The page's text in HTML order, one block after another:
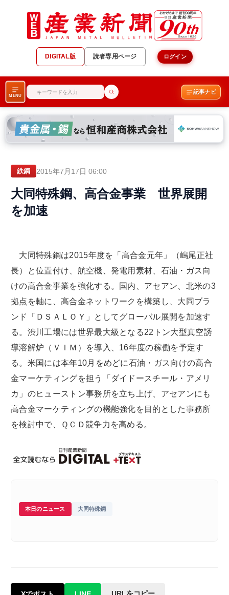
DIGITAL版 読者専用ページ ログイン
MENU
記事ナビ
鉄鋼 2015年7月17日 06:00
大同特殊鋼、高合金事業 世界展開
を加速
大同特殊鋼は2015年度を「高合金元年」（嶋尾正社
長）と位置付け、航空機、発電用素材、石油・ガス向
けの高合金事業を強化する。国内、アセアン、北米の3
拠点を軸に、高合金ネットワークを構築し、大同ブラ
ンド「ＤＳＡＬＯＹ」としてグローバル展開を加速す
る。渋川工場には世界最大級となる22トン大型真空誘
導溶解炉（ＶＩＭ）を導入、16年度の稼働を予定す
る。米国には本年10月をめどに石油・ガス向けの高合
金マーケティングを担う「ダイドースチール・アメリ
カ」のヒューストン事務所を立ち上げ、アセアンにも
高合金マーケティングの機能強化を目的とした事務所
を検討中で、ＱＣＤ競争力を高める。
本日のニュース 大同特殊鋼